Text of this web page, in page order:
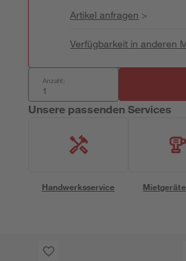
Artikel anfragen >
Verfügbarkeit in anderen
Anzahl:
Unsere passenden Services
Handwerksservice